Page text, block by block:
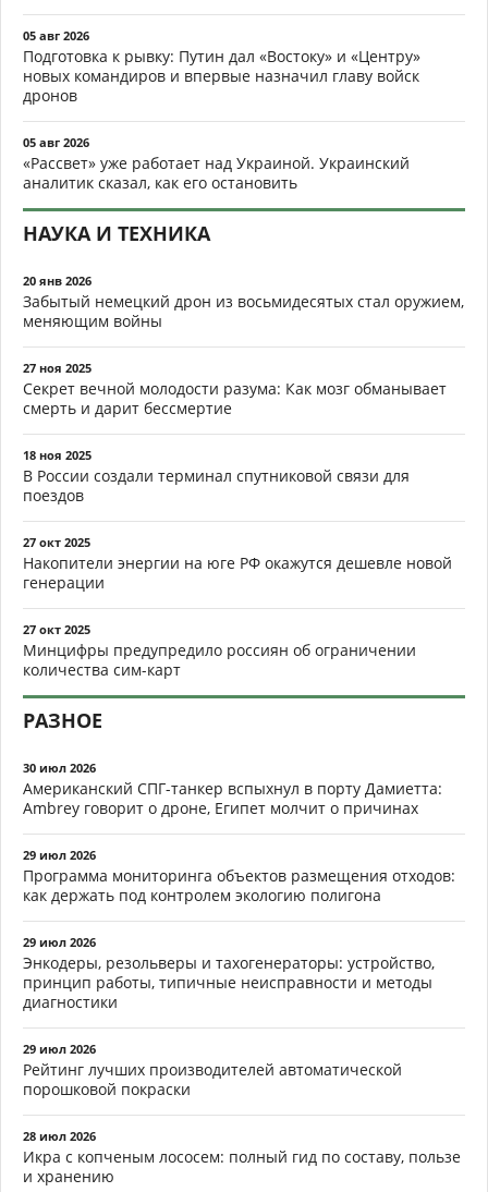
05 авг 2026
Подготовка к рывку: Путин дал «Востоку» и «Центру»
новых командиров и впервые назначил главу войск
дронов
05 авг 2026
«Рассвет» уже работает над Украиной. Украинский
аналитик сказал, как его остановить
НАУКА И ТЕХНИКА
20 янв 2026
Забытый немецкий дрон из восьмидесятых стал оружием,
меняющим войны
27 ноя 2025
Секрет вечной молодости разума: Как мозг обманывает
смерть и дарит бессмертие
18 ноя 2025
В России создали терминал спутниковой связи для
поездов
27 окт 2025
Накопители энергии на юге РФ окажутся дешевле новой
генерации
27 окт 2025
Минцифры предупредило россиян об ограничении
количества сим-карт
РАЗНОЕ
30 июл 2026
Американский СПГ-танкер вспыхнул в порту Дамиетта:
Ambrey говорит о дроне, Египет молчит о причинах
29 июл 2026
Программа мониторинга объектов размещения отходов:
как держать под контролем экологию полигона
29 июл 2026
Энкодеры, резольверы и тахогенераторы: устройство,
принцип работы, типичные неисправности и методы
диагностики
29 июл 2026
Рейтинг лучших производителей автоматической
порошковой покраски
28 июл 2026
Икра с копченым лососем: полный гид по составу, пользе
и хранению